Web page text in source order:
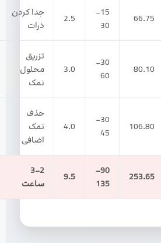
66.75
15–
30
2.5
جدا کردن
ذرات
80.10
30–
60
3.0
تزریق
محلول
نمک
106.80
30–
45
4.0
حذف
نمک
اضافی
253.65
90–
135
9.5
2–3
ساعت